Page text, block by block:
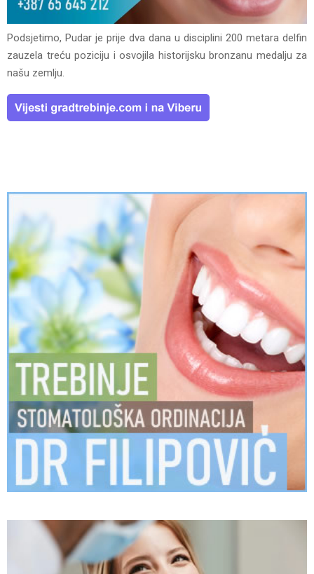
Podsjetimo, Pudar je prije dva dana u disciplini 200 metara delfin
zauzela treću poziciju i osvojila historijsku bronzanu medalju za
našu zemlju.